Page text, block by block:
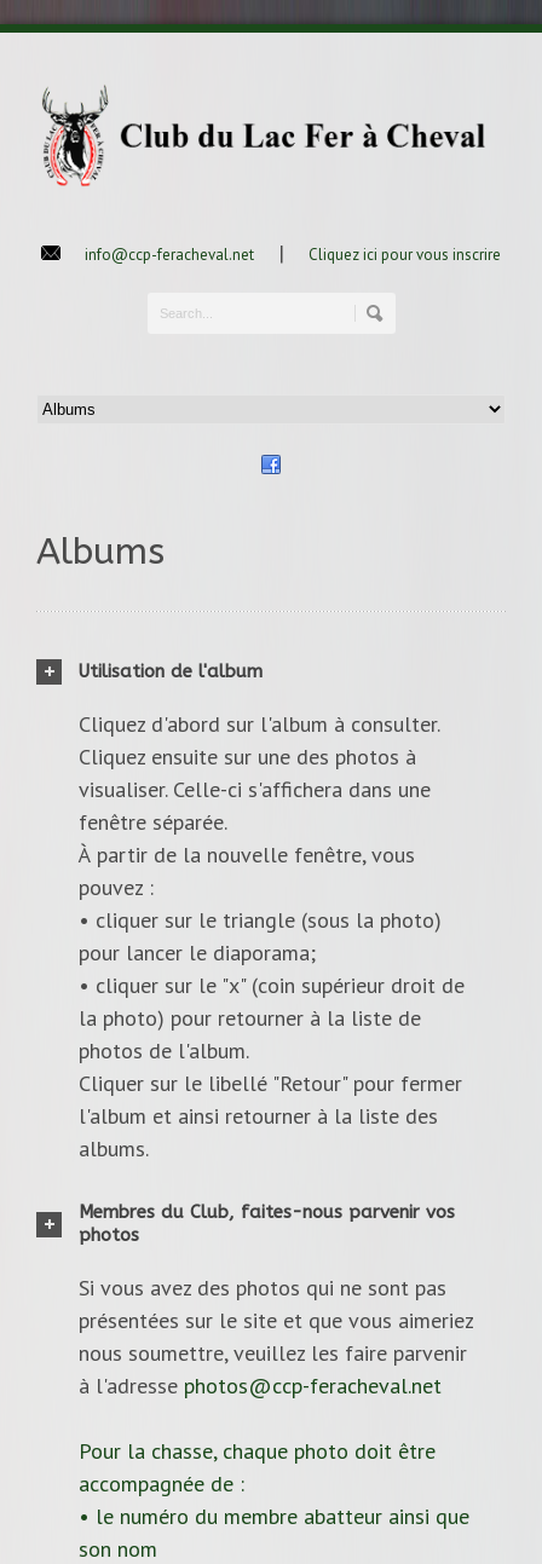
info@ccp-feracheval.net | Cliquez ici pour vous inscrire
Albums
Utilisation de l'album
Cliquez d'abord sur l'album à consulter.
Cliquez ensuite sur une des photos à
visualiser. Celle-ci s'affichera dans une
fenêtre séparée.
À partir de la nouvelle fenêtre, vous
pouvez :
• cliquer sur le triangle (sous la photo)
pour lancer le diaporama;
• cliquer sur le "x" (coin supérieur droit de
la photo) pour retourner à la liste de
photos de l'album.
Cliquer sur le libellé "Retour" pour fermer
l'album et ainsi retourner à la liste des
albums.
Membres du Club, faites-nous parvenir vos
photos
Si vous avez des photos qui ne sont pas
présentées sur le site et que vous aimeriez
nous soumettre, veuillez les faire parvenir
à l'adresse photos@ccp-feracheval.net
Pour la chasse, chaque photo doit être
accompagnée de :
• le numéro du membre abatteur ainsi que
son nom